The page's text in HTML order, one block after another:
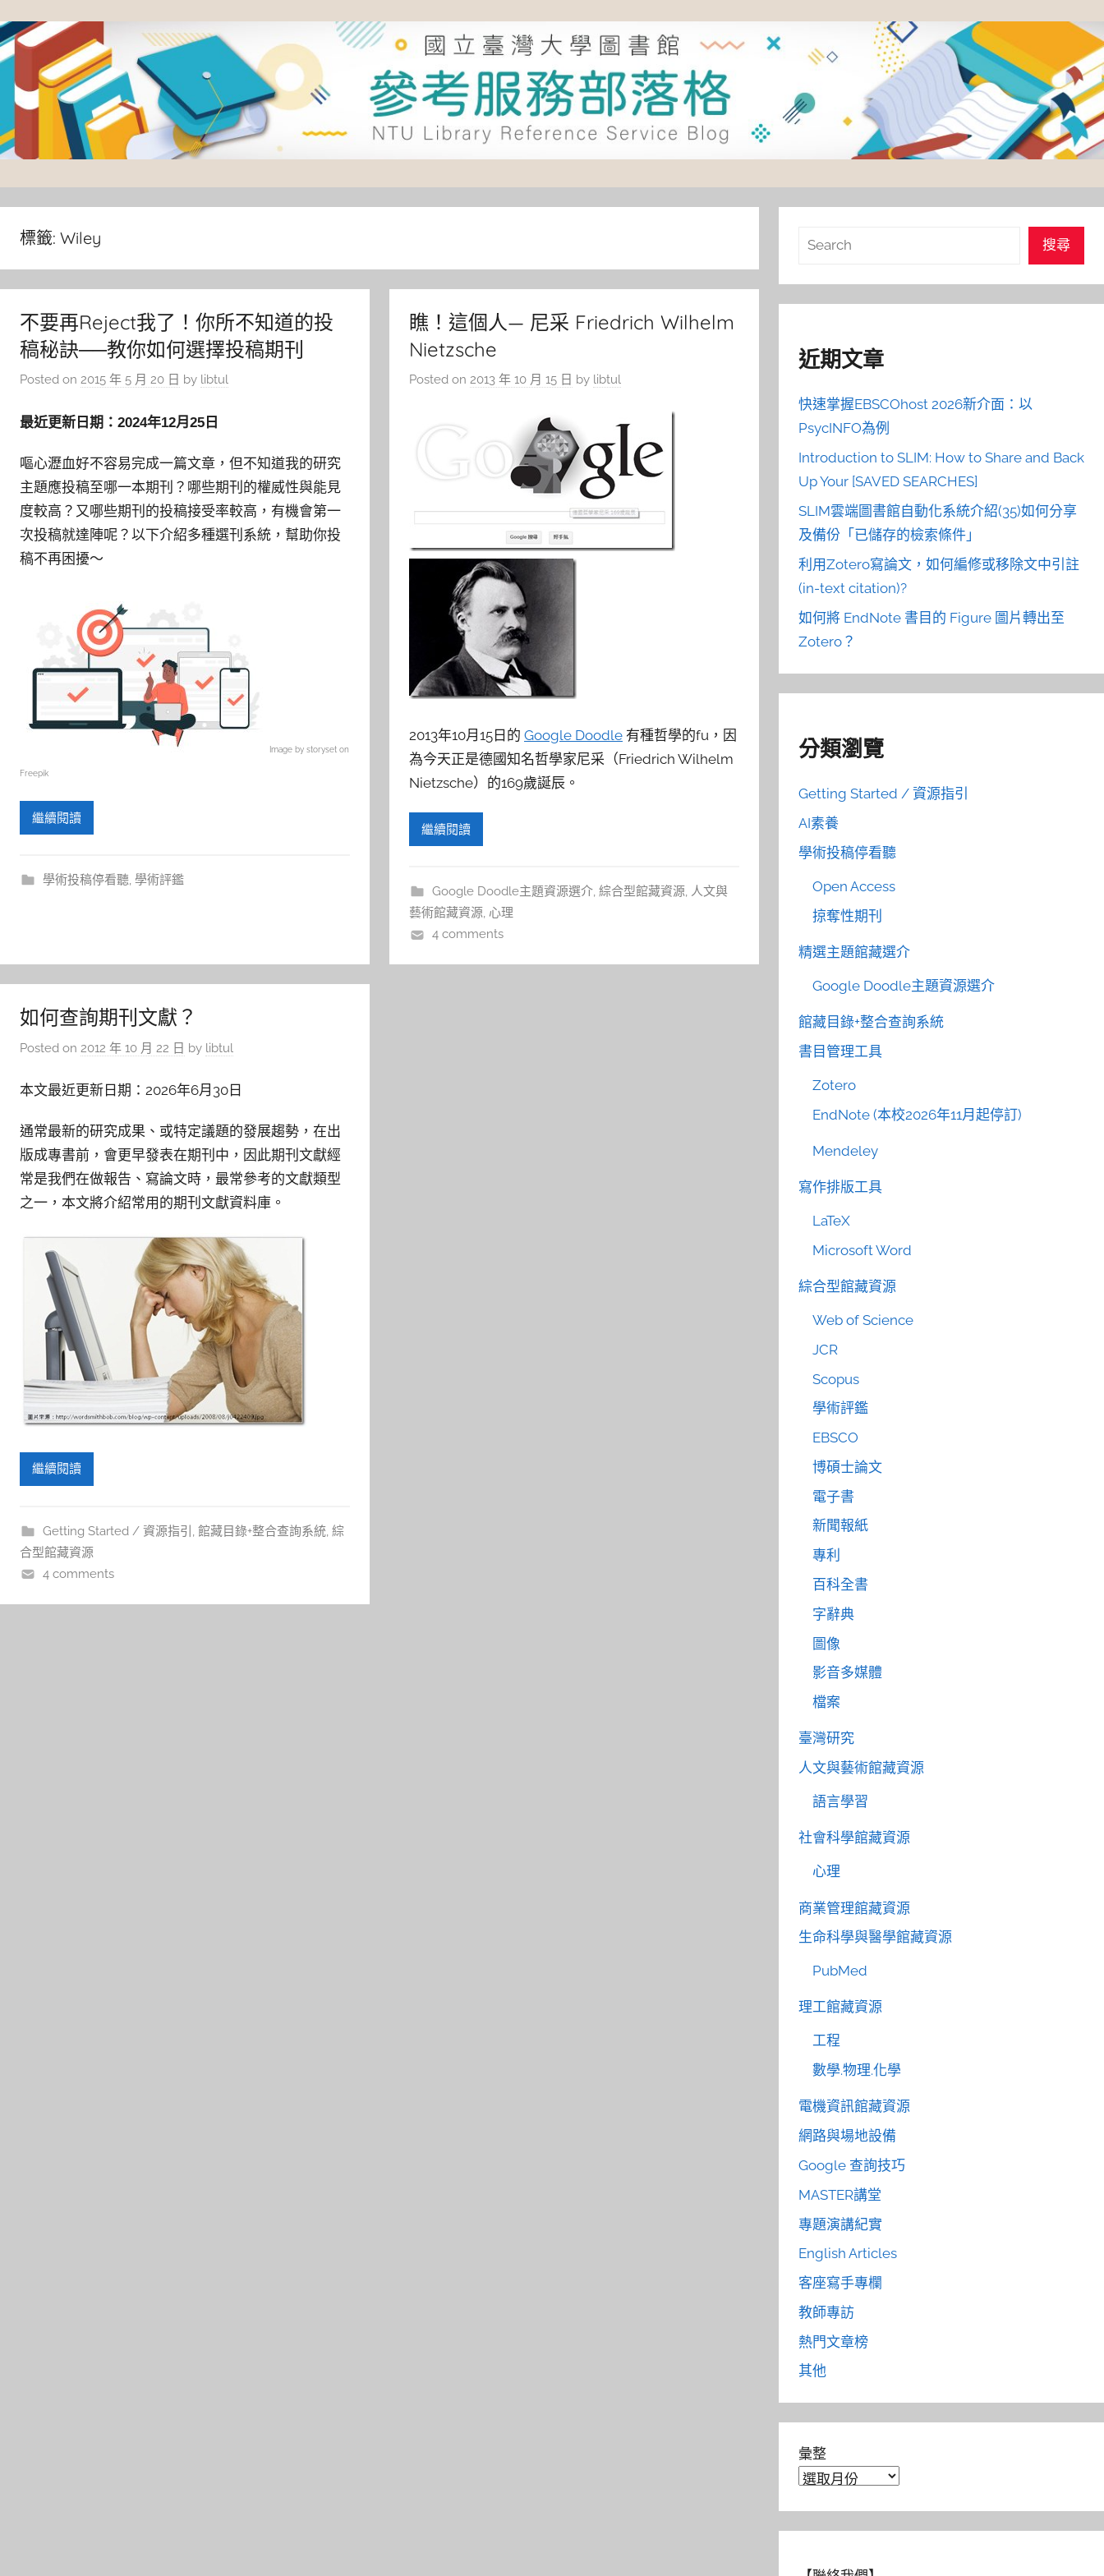
to
content
灣
圖
標籤: Wiley
不要再Reject我了！你所不知道的投
稿秘訣──教你如何選擇投稿期刊
Posted on 2015 年 5 月 20 日 by libtul
最近更新日期：2024年12月25日
嘔心瀝血好不容易完成一篇文章，但不知道我的研究
主題應投稿至哪一本期刊？哪些期刊的權威性與能見
度較高？又哪些期刊的投稿接受率較高，有機會第一
次投稿就達陣呢？以下介紹多種選刊系統，幫助你投
稿不再困擾～
Image by storyset on
Freepik
繼續閱讀
學術投稿停看聽, 學術評鑑
瞧！這個人— 尼采 Friedrich Wilhelm
Nietzsche
Posted on 2013 年 10 月 15 日 by libtul
2013年10月15日的 Google Doodle 有種哲學的fu，因
為今天正是德國知名哲學家尼采（Friedrich Wilhelm
Nietzsche）的169歲誕辰。
繼續閱讀
Google Doodle主題資源選介, 綜合型館藏資源, 人文與
藝術館藏資源, 心理
4 comments
如何查詢期刊文獻？
Posted on 2012 年 10 月 22 日 by libtul
本文最近更新日期：2026年6月30日
通常最新的研究成果、或特定議題的發展趨勢，在出
版成專書前，會更早發表在期刊中，因此期刊文獻經
常是我們在做報告、寫論文時，最常參考的文獻類型
之一，本文將介紹常用的期刊文獻資料庫。
繼續閱讀
Getting Started / 資源指引 , 館藏目錄+整合查詢系統, 綜
合型館藏資源
4 comments
搜
搜尋
近期文章
快速掌握EBSCOhost 2026新介面：以
PsycINFO為例
Introduction to SLIM: How to Share and Back
Up Your [SAVED SEARCHES]
SLIM雲端圖書館自動化系統介紹(35)如何分享
及備份「已儲存的檢索條件」
利用Zotero寫論文，如何編修或移除文中引註
(in-text citation)?
如何將 EndNote 書目的 Figure 圖片轉出至
Zotero？
分類瀏覽
Getting Started / 資源指引
AI素養
學術投稿停看聽
Open Access
掠奪性期刊
精選主題館藏選介
Google Doodle主題資源選介
館藏目錄+整合查詢系統
書目管理工具
Zotero
EndNote (本校2026年11月起停訂)
Mendeley
寫作排版工具
LaTeX
Microsoft Word
綜合型館藏資源
Web of Science
JCR
Scopus
學術評鑑
EBSCO
博碩士論文
電子書
新聞報紙
專利
百科全書
字辭典
圖像
影音多媒體
檔案
臺灣研究
人文與藝術館藏資源
語言學習
社會科學館藏資源
心理
商業管理館藏資源
生命科學與醫學館藏資源
PubMed
理工館藏資源
工程
數學.物理.化學
電機資訊館藏資源
網路與場地設備
Google 查詢技巧
MASTER講堂
專題演講紀實
English Articles
客座寫手專欄
教師專訪
熱門文章榜
其他
彙整